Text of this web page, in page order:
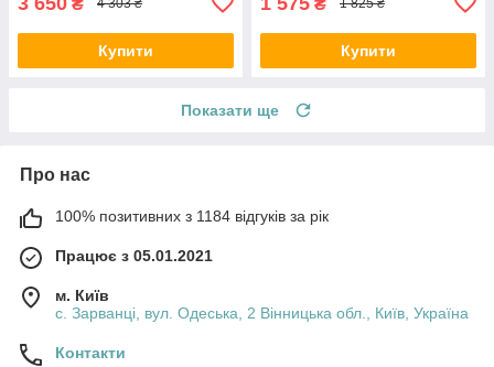
4 303 ₴
Купити
1 825 ₴
Купити
Показати ще
Про нас
100% позитивних з 1184 відгуків за рік
Працює з 05.01.2021
м. Київ
с. Зарванці, вул. Одеська, 2 Вінницька обл., Київ, Україна
Контакти